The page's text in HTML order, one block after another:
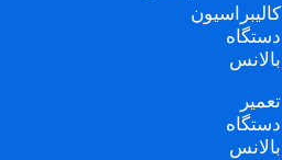
کالیبراسیون
دستگاه
بالانس
تعمیر
دستگاه
بالانس